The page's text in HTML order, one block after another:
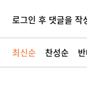
로그인 후 댓글을 작
최신순 찬성순